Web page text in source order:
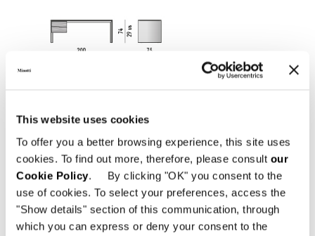
This website uses cookies
To offer you a better browsing experience, this site uses
cookies. To find out more, therefore, please consult our
Cookie Policy. By clicking "OK" you consent to the
use of cookies. To select your preferences, access the
"Show details" section of this communication, through
which you can express or deny your consent to the